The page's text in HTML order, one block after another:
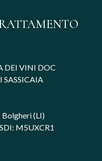
DEI VINI DOC
SASSICAIA
Bolgheri (LI)
M5UXCR1